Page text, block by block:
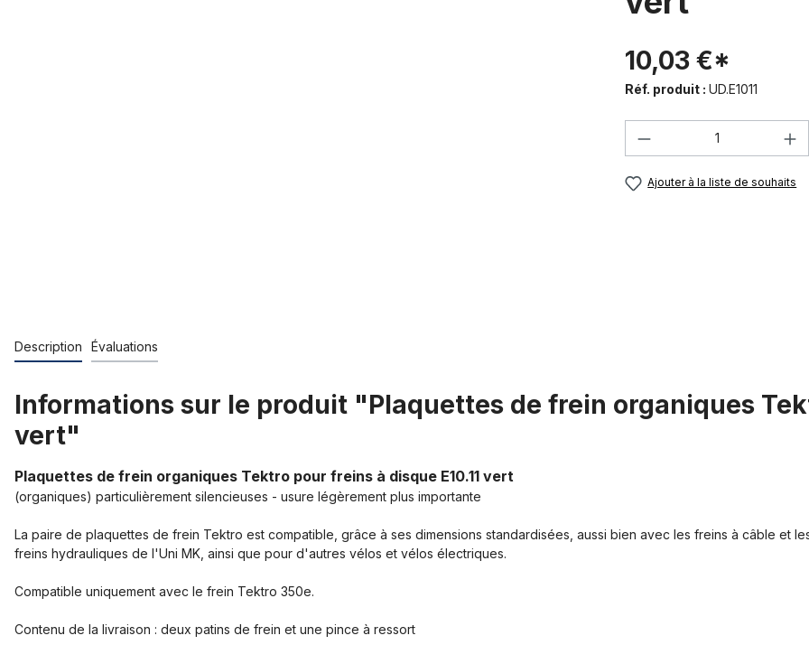
10,03 €*
Réf. produit : UD.E1011
Quantité de
Ajouter à la liste de souhaits
Description Évaluations
Informations sur le produit "Plaquettes de frein organiques
vert"
Plaquettes de frein organiques Tektro pour freins à disque E10.11 vert
(organiques) particulièrement silencieuses - usure légèrement plus importante
La paire de plaquettes de frein Tektro est compatible, grâce à ses dimensions standardisées, aussi bien avec les freins à câble et
freins hydrauliques de l'Uni MK, ainsi que pour d'autres vélos et vélos électriques.
Compatible uniquement avec le frein Tektro 350e.
Contenu de la livraison : deux patins de frein et une pince à ressort